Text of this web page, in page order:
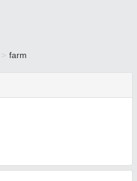
> farm